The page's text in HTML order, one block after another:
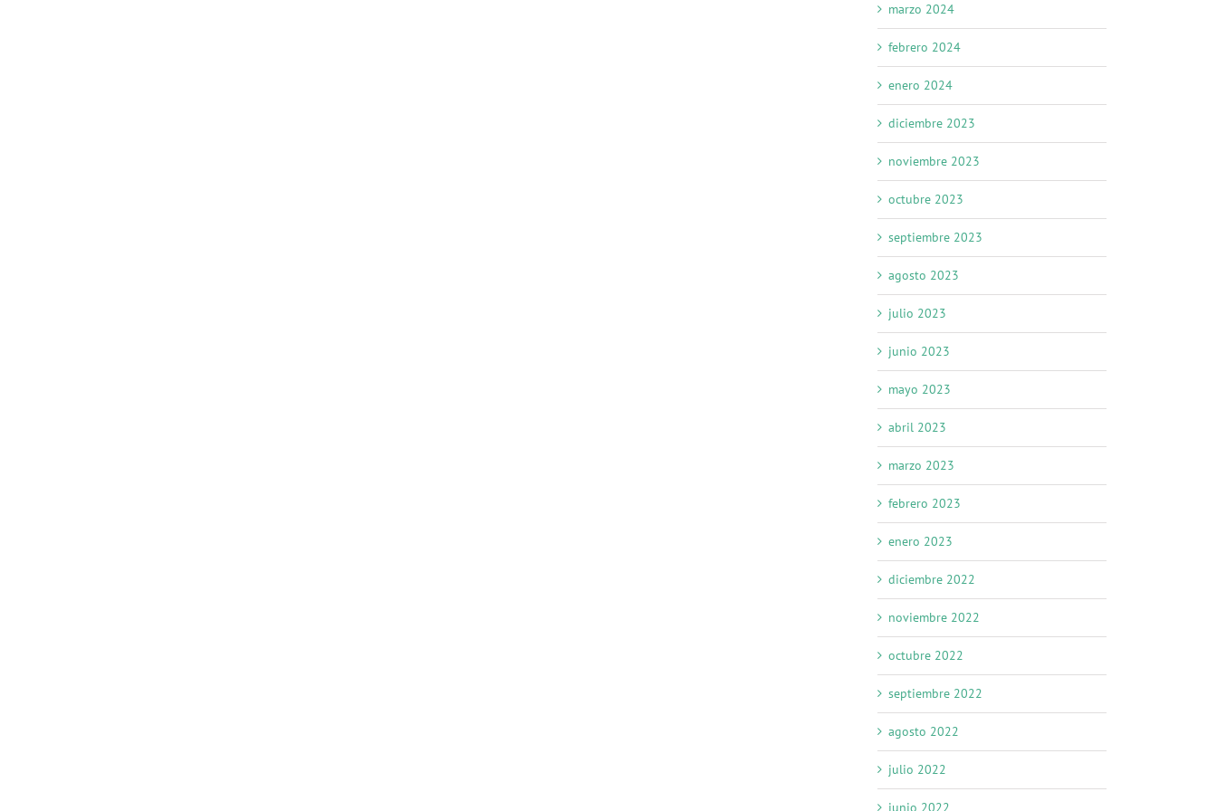
marzo 2024
febrero 2024
enero 2024
diciembre 2023
noviembre 2023
octubre 2023
septiembre 2023
agosto 2023
julio 2023
junio 2023
mayo 2023
abril 2023
marzo 2023
febrero 2023
enero 2023
diciembre 2022
noviembre 2022
octubre 2022
septiembre 2022
agosto 2022
julio 2022
junio 2022